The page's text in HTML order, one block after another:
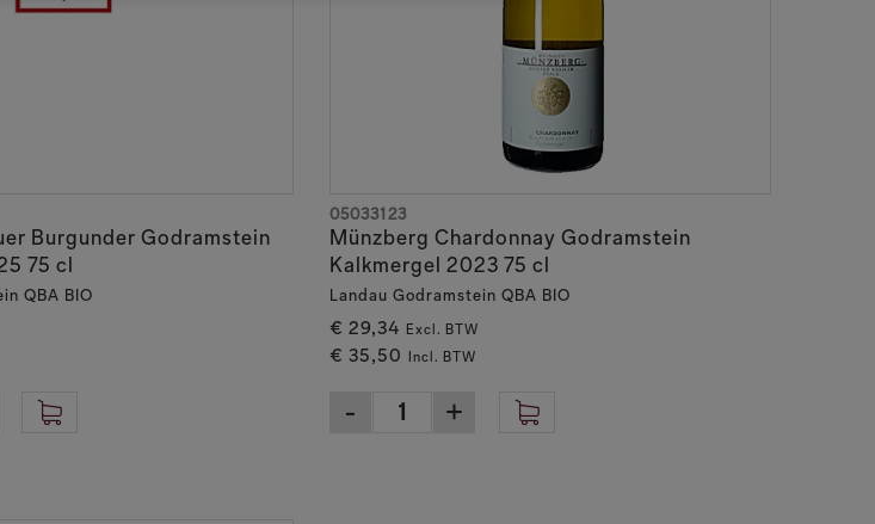
Burgunder Godramstein
75 cl
QBA BIO
Münzberg Chardonnay Godramstein
Kalkmergel 2023 75 cl
Landau Godramstein QBA BIO
€ 29,34 Excl. BTW
€ 35,50 Incl. BTW
05033123